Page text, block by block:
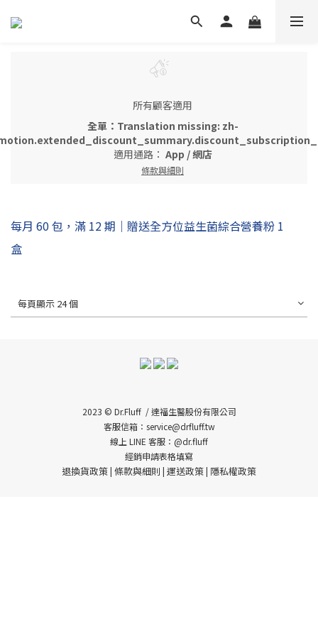
所有顧客適用
全單：Translation missing: zh-
適用通路： App /網店
條款與細則
每月 60 包，滿 12 期｜贈送全方位益生菌綜合營養粉 1
盒
每頁顯示 24 個
2023 © Dr.Fluff / 達福生醫股份有限公司
客服信箱：service@drfluff.tw
線上 LINE 客服：@dr.fluff
經銷申請表格填寫
退換貨政策| 條款與細則 | 運送政策| 隱私權政策